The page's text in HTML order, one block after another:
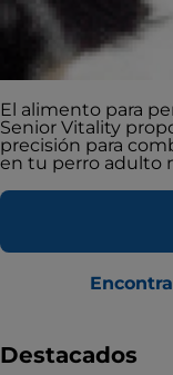
El alimento para
Senior Vitality
precisión para
en tu perro adulto
Destacados